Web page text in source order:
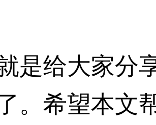
是给大家分
。希望本文